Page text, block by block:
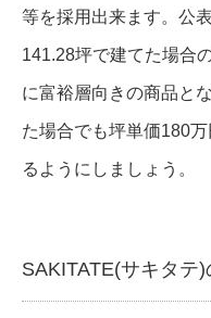
等を採用出来ます。公
141.28坪で建てた場合
に富裕層向きの商品と
た場合でも坪単価180
るようにしましょう。
SAKITATE(サキタテ